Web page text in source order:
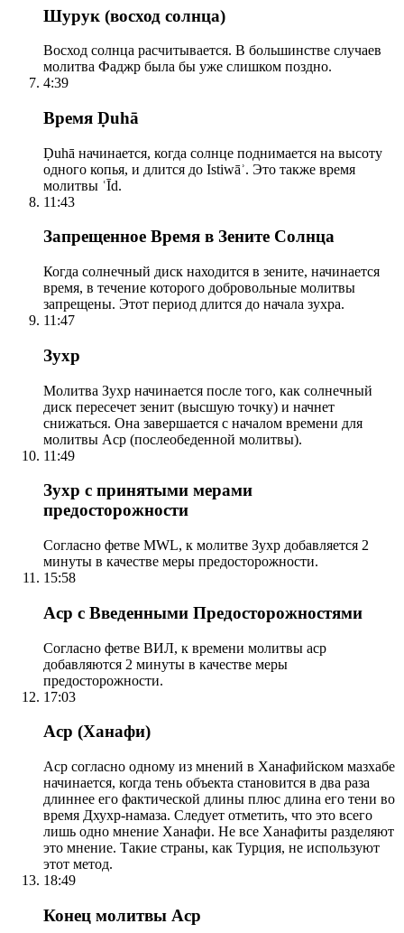
Шурук (восход солнца)
Восход солнца расчитывается. В большинстве случаев
молитва Фаджр была бы уже слишком поздно.
4:39
Время Ḍuhā
Ḍuhā начинается, когда солнце поднимается на высоту
одного копья, и длится до Istiwāʾ. Это также время
молитвы ʿĪd.
11:43
Запрещенное Время в Зените Солнца
Когда солнечный диск находится в зените, начинается
время, в течение которого добровольные молитвы
запрещены. Этот период длится до начала зухра.
11:47
Зухр
Молитва Зухр начинается после того, как солнечный
диск пересечет зенит (высшую точку) и начнет
снижаться. Она завершается с началом времени для
молитвы Аср (послеобеденной молитвы).
11:49
Зухр с принятыми мерами
предосторожности
Согласно фетве MWL, к молитве Зухр добавляется 2
минуты в качестве меры предосторожности.
15:58
Аср с Введенными Предосторожностями
Согласно фетве ВИЛ, к времени молитвы аср
добавляются 2 минуты в качестве меры
предосторожности.
17:03
Аср (Ханафи)
Аср согласно одному из мнений в Ханафийском мазхабе
начинается, когда тень объекта становится в два раза
длиннее его фактической длины плюс длина его тени во
время Дхухр-намаза. Следует отметить, что это всего
лишь одно мнение Ханафи. Не все Ханафиты разделяют
это мнение. Такие страны, как Турция, не используют
этот метод.
18:49
Конец молитвы Аср